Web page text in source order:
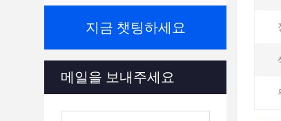
지금 챗팅하세요
메일을 보내주세요